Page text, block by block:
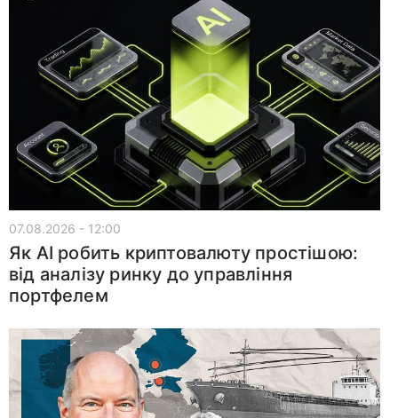
07.08.2026 - 12:00
Як AI робить криптовалюту простішою:
від аналізу ринку до управління
портфелем